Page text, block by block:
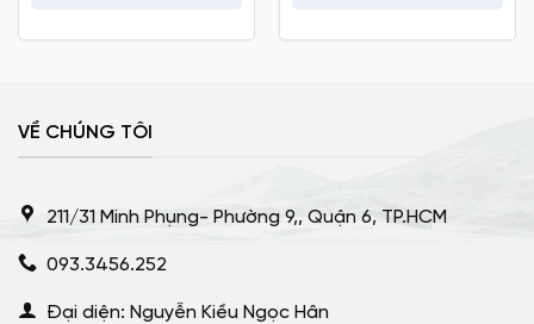
VỀ CHÚNG TÔI
211/31 Minh Phụng- Phường 9,, Quận 6, TP.HCM
093.3456.252
Đại diện: Nguyễn Kiều Ngọc Hân